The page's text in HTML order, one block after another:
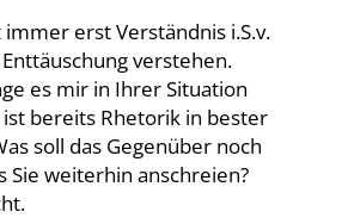
erst Verständnis i.S.v.
verstehen.
es mir in Ihrer Situation
ist bereits Rhetorik in bester
soll das Gegenüber noch
Sie weiterhin anschreien?